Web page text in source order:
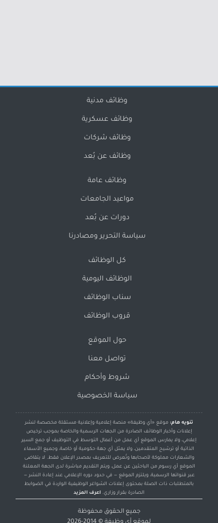
وظائف مدنية
وظائف عسكرية
وظائف شركات
وظائف عن بُعد
وظائف عامة
مواعيد الجامعات
دورات عن بُعد
سياسة التحرير ومصادرنا
كل الوظائف
الوظائف اليومية
سناب الوظائف
قروب الوظائف
حول الموقع
تواصل معنا
شروط وأحكام
سياسة الخصوصية
تنويه هام: موقع «أي وظيفة» منصة إعلامية وإعلانية مستقلة مخصصة لنشر
إعلانات وأخبار الوظائف الصادرة من الجهات الرسمية والخاصة بموجب ترخيص
إعلامي، ولا يمارس الموقع أي عمل من أعمال التوسط في التوظيف أو جمع السير
الذاتية أو ترشيح المتقدمين، ولا يمثل أي جهة حكومية أو خاصة، وجميع الأسماء
والشعارات مملوكة لأصحابها وتُعرض للتعريف بمصدر الإعلان فقط. لا يتقاضى
الموقع أي رسوم من الباحثين عن عمل، ويتم التقديم مباشرة لدى الجهة المعلنة
عبر قنواتها الرسمية، ويلتزم الموقع — في حدود دوره الإعلامي عند إعادة النشر —
بالمتطلبات ذات الصلة بمحتوى إعلانات الشواغر الوظيفية الواردة في الضوابط
الصادرة بقرار وزاري. اعرف المزيد
جميع الحقوق محفوظة